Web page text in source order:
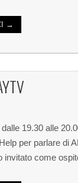
→
19.30 alle
per parlare di
invitato come